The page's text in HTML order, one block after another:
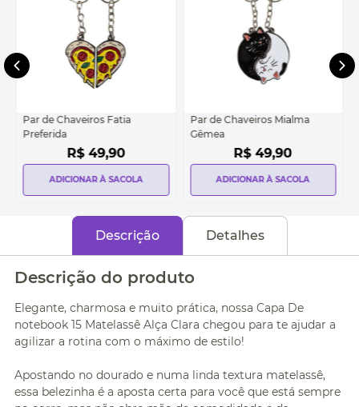
Par de Chaveiros Fatia
Preferida
R$ 49,90
ADICIONAR À SACOLA
Par de Chaveiros Mialma
Gêmea
R$ 49,90
ADICIONAR À SACOLA
Descrição Detalhes
Descrição do produto
Elegante, charmosa e muito prática, nossa Capa De
notebook 15 Matelassê Alça Clara chegou para te ajudar a
agilizar a rotina com o máximo de estilo!
Apostando no dourado e numa linda textura matelassê,
essa belezinha é a aposta certa para você que está sempre